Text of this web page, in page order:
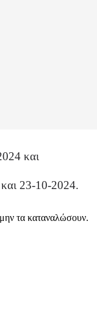
και
23-10-2024.
μην τα καταναλώσουν.